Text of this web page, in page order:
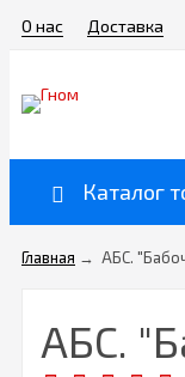
О нас Доставка
Каталог
Главная → АБС.
АБС.